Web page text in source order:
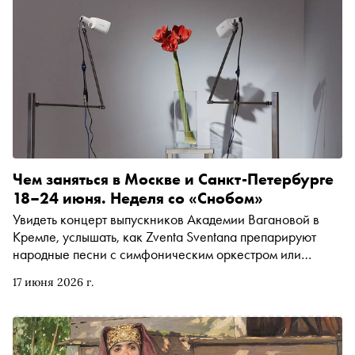
17 июня 2026 г.
Чем заняться в Москве и Санкт-Петербурге
18–24 июня. Неделя со «Снобом»
Увидеть концерт выпускников Академии Вагановой в
Кремле, услышать, как Zventa Sventana препарируют
народные песни с симфоническим оркестром или
хор, а концерты играют в лесу и в лодке на пруду.
ближайшей неделе